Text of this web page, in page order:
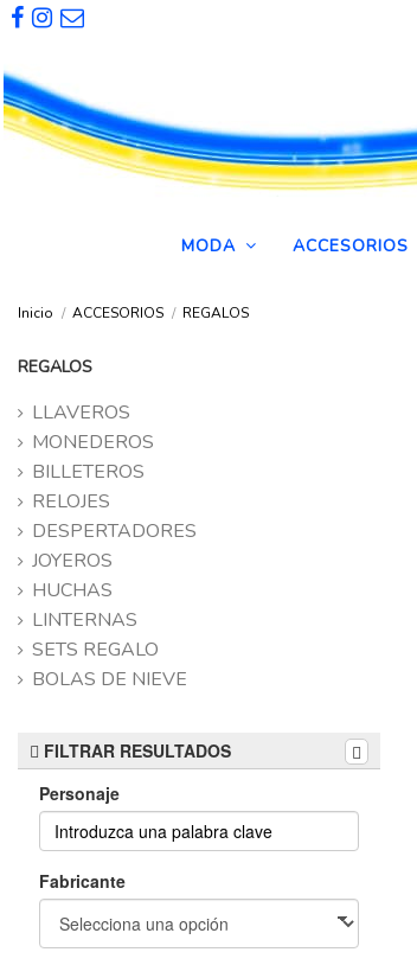
MODA ACCESORIOS
Inicio ACCESORIOS REGALOS
REGALOS
LLAVEROS
MONEDEROS
BILLETEROS
RELOJES
DESPERTADORES
JOYEROS
HUCHAS
LINTERNAS
SETS REGALO
BOLAS DE NIEVE
FILTRAR RESULTADOS
Personaje
Fabricante